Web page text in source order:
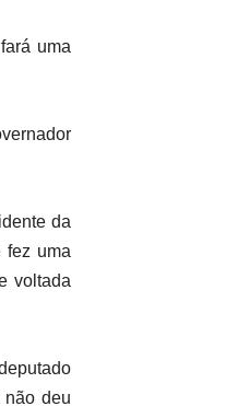
uma
da
fez uma
voltada
não deu